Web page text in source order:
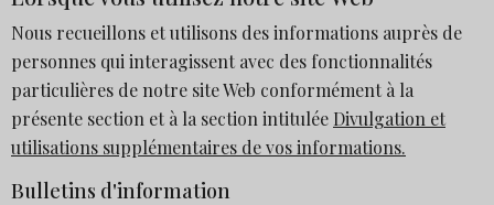
Nous recueillons et utilisons des informations auprès de
personnes qui interagissent avec des fonctionnalités
particulières de notre site Web conformément à la
présente section et à la section intitulée Divulgation et
utilisations supplémentaires de vos informations.
Bulletins d'information